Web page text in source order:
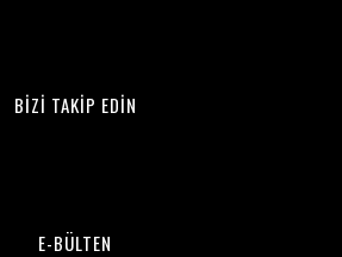
BİZİ TAKİP EDİN
E-BÜLTEN